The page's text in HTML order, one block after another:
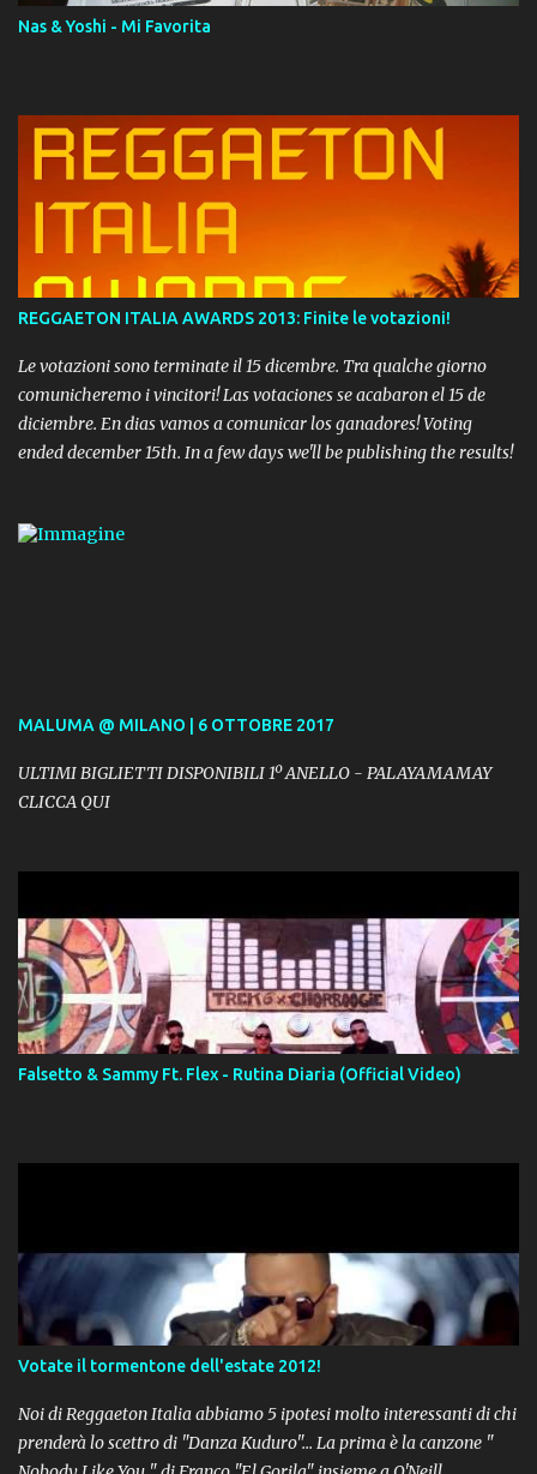
Nas & Yoshi - Mi Favorita
REGGAETON ITALIA AWARDS 2013: Finite le votazioni!
Le votazioni sono terminate il 15 dicembre. Tra qualche giorno
comunicheremo i vincitori! Las votaciones se acabaron el 15 de
diciembre. En dias vamos a comunicar los ganadores! Voting
ended december 15th. In a few days we'll be publishing the results!
MALUMA @ MILANO | 6 OTTOBRE 2017
ULTIMI BIGLIETTI DISPONIBILI 1º ANELLO - PALAYAMAMAY
CLICCA QUI
Falsetto & Sammy Ft. Flex - Rutina Diaria (Official Video)
Votate il tormentone dell'estate 2012!
Noi di Reggaeton Italia abbiamo 5 ipotesi molto interessanti di chi
prenderà lo scettro di "Danza Kuduro"... La prima è la canzone "